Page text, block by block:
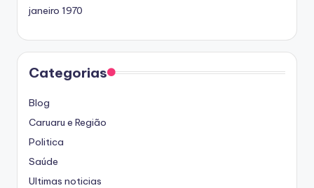
janeiro 1970
Categorias
Blog
Caruaru e Região
Politica
Saúde
Ultimas noticias